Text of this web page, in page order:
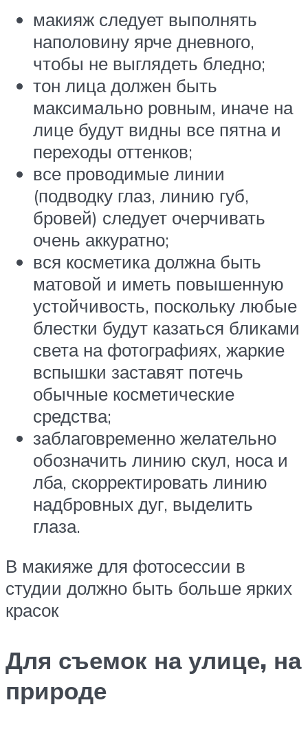
макияж следует выполнять
наполовину ярче дневного,
чтобы не выглядеть бледно;
тон лица должен быть
максимально ровным, иначе на
лице будут видны все пятна и
переходы оттенков;
все проводимые линии
(подводку глаз, линию губ,
бровей) следует очерчивать
очень аккуратно;
вся косметика должна быть
матовой и иметь повышенную
устойчивость, поскольку любые
блестки будут казаться бликами
света на фотографиях, жаркие
вспышки заставят потечь
обычные косметические
средства;
заблаговременно желательно
обозначить линию скул, носа и
лба, скорректировать линию
надбровных дуг, выделить
глаза.
В макияже для фотосессии в
студии должно быть больше ярких
красок
Для съемок на улице, на
природе